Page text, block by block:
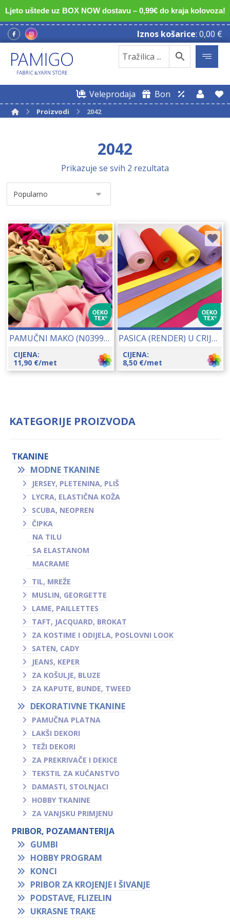
Ljeto uštede uz BOX NOW dostavu – 0,99€ do kraja kolovoza!
Iznos košarice: 0,00 €
Veleprodaja Bon
Proizvodi 2042
2042
Prikazuje se svih 2 rezultata
PAMUČNI MAKO (N03999) 150 CM 21037
CIJENA:
11,90 €/met
PASICA (RENDER) U CRIJEVU 70 CM (PROMJER 35CM) 21056
CIJENA:
8,50 €/met
KATEGORIJE PROIZVODA
TKANINE
MODNE TKANINE
JERSEY, PLETENINA, PLIŠ
LYCRA, ELASTIČNA KOŽA
SCUBA, NEOPREN
ČIPKA
NA TILU
SA ELASTANOM
MACRAME
TIL, MREŽE
MUSLIN, GEORGETTE
LAME, PAILLETTES
TAFT, JACQUARD, BROKAT
ZA KOSTIME I ODIJELA, POSLOVNI LOOK
SATEN, CADY
JEANS, KEPER
ZA KOŠULJE, BLUZE
ZA KAPUTE, BUNDE, TWEED
DEKORATIVNE TKANINE
PAMUČNA PLATNA
LAKŠI DEKORI
TEŽI DEKORI
ZA PREKRIVAČE I DEKICE
TEKSTIL ZA KUĆANSTVO
DAMASTI, STOLNJACI
HOBBY TKANINE
ZA VANJSKU PRIMJENU
PRIBOR, POZAMANTERIJA
GUMBI
HOBBY PROGRAM
KONCI
PRIBOR ZA KROJENJE I ŠIVANJE
PODSTAVE, FLIZELIN
UKRASNE TRAKE